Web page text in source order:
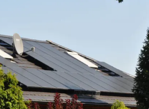
auf Satteldach inkl.
Hauskraftwerk